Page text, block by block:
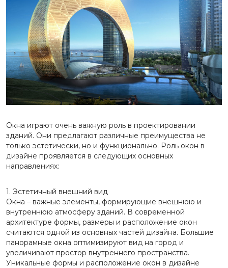
Окна играют очень важную роль в проектировании
зданий. Они предлагают различные преимущества не
только эстетически, но и функционально. Роль окон в
дизайне проявляется в следующих основных
направлениях:
1. Эстетичный внешний вид
Окна – важные элементы, формирующие внешнюю и
внутреннюю атмосферу зданий. В современной
архитектуре формы, размеры и расположение окон
считаются одной из основных частей дизайна. Большие
панорамные окна оптимизируют вид на город и
увеличивают простор внутреннего пространства.
Уникальные формы и расположение окон в дизайне